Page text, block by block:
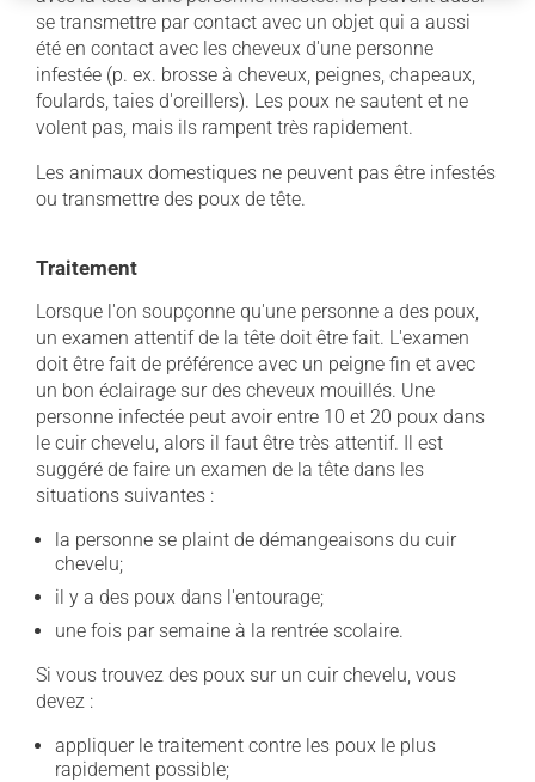
se transmettre par contact avec un objet qui a aussi
été en contact avec les cheveux d'une personne
infestée (p. ex. brosse à cheveux, peignes, chapeaux,
foulards, taies d'oreillers). Les poux ne sautent et ne
volent pas, mais ils rampent très rapidement.
Les animaux domestiques ne peuvent pas être infestés
ou transmettre des poux de tête.
Traitement
Lorsque l'on soupçonne qu'une personne a des poux,
un examen attentif de la tête doit être fait. L'examen
doit être fait de préférence avec un peigne fin et avec
un bon éclairage sur des cheveux mouillés. Une
personne infectée peut avoir entre 10 et 20 poux dans
le cuir chevelu, alors il faut être très attentif. Il est
suggéré de faire un examen de la tête dans les
situations suivantes :
la personne se plaint de démangeaisons du cuir
chevelu;
il y a des poux dans l'entourage;
une fois par semaine à la rentrée scolaire.
Si vous trouvez des poux sur un cuir chevelu, vous
devez :
appliquer le traitement contre les poux le plus
rapidement possible;